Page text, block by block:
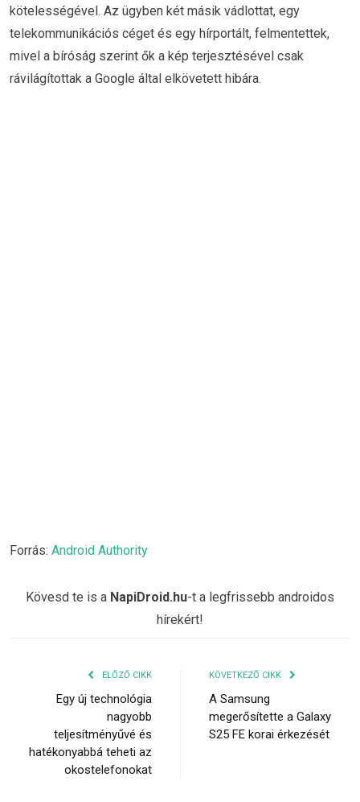
kötelességével. Az ügyben két másik vádlottat, egy
telekommunikációs céget és egy hírportált, felmentettek,
mivel a bíróság szerint ők a kép terjesztésével csak
rávilágítottak a Google által elkövetett hibára.
Forrás: Android Authority
Kövesd te is a NapiDroid.hu-t a legfrissebb androidos
hírekért!
ELŐZŐ CIKK
Egy új technológia
nagyobb
teljesítményűvé és
hatékonyabbá teheti az
okostelefonokat
KÖVETKEZŐ CIKK
A Samsung
megerősítette a Galaxy
S25 FE korai érkezését